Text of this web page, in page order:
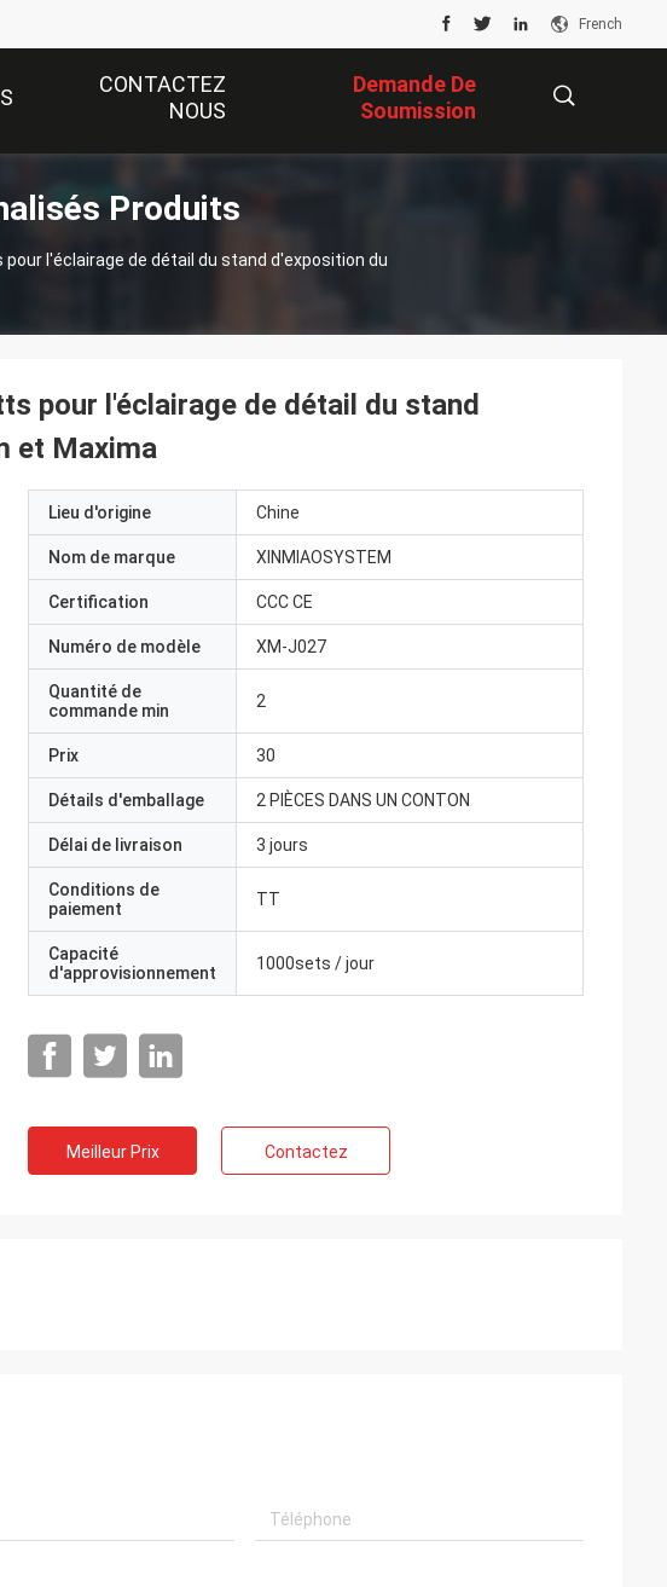
French
CONTACTEZ
NOUS
Demande De
Soumission
Produits
pour l'éclairage de détail du stand d'exposition du
pour l'éclairage de détail du stand
et Maxima
Lieu d'origine Chine
Nom de marque XINMIAOSYSTEM
Certification CCC CE
Numéro de modèle XM-J027
Quantité de
commande min
2
Prix 30
Détails d'emballage 2 PIÈCES DANS UN CONTON
Délai de livraison 3 jours
Conditions de
paiement
TT
Capacité
d'approvisionnement
1000sets / jour
Meilleur Prix Contactez